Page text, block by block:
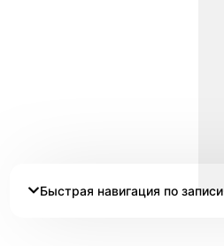
Быстрая навигация по записи